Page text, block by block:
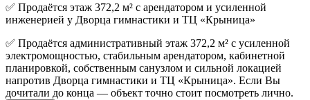
✅ Продаётся этаж 372,2 м² с арендатором и усиленной
инженерией у Дворца гимнастики и ТЦ «Крыница»
✅ Продаётся административный этаж 372,2 м² с усиленной
электромощностью, стабильным арендатором, кабинетной
планировкой, собственным санузлом и сильной локацией
напротив Дворца гимнастики и ТЦ «Крыница». Если Вы
дочитали до конца — объект точно стоит посмотреть лично.